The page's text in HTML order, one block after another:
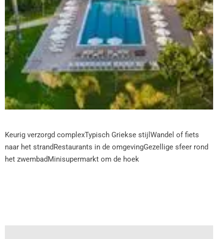
Keurig verzorgd complexTypisch Griekse stijlWandel of fiets
naar het strandRestaurants in de omgevingGezellige sfeer rond
het zwembadMinisupermarkt om de hoek